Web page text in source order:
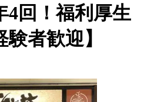
4回！福利厚生
者歓迎】